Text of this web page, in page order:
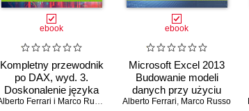
ebook
Kompletny przewodnik
po DAX, wyd. 3.
Doskonalenie języka
wyrażeń modelu
Alberto Ferrari i Marco Russo
ebook
Microsoft Excel 2013
Budowanie modeli
danych przy użyciu
PowerPivot
Alberto Ferrari, Marco Russo